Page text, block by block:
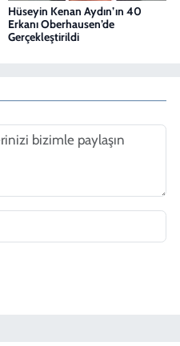
Hüseyin Kenan Aydın’ın 40
Erkanı Oberhausen’de
Gerçekleştirildi